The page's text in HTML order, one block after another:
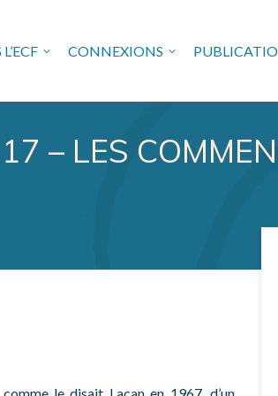
EN VAL
CONNEXIONS
– LES